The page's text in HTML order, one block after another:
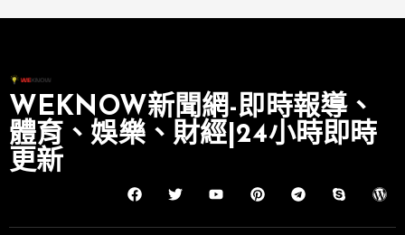
WEKNOW新聞網-即時報導、
體育、娛樂、財經|24小時即時
更新